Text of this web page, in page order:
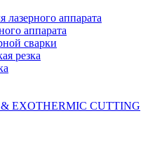
аппарата
аппарата
сварки
резка
& EXOTHERMIC CUTTING